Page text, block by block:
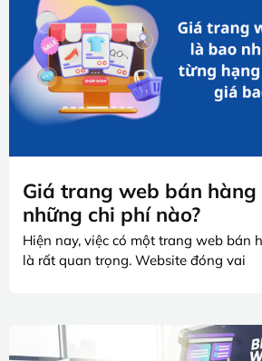
Giá trang web bán
những chi phí nào?
Hiện nay, việc có một trang web bán
là rất quan trọng. Website đóng vai